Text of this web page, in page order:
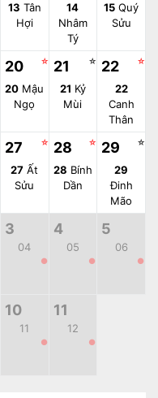
13 Tân
Hợi
14
Nhâm
Tý
15 Quý
Sửu
20 ☆
20 Mậu
Ngọ
21 ☆
21 Kỷ
Mùi
22 ☆
22
Canh
Thân
27 ☆
27 Ất
Sửu
28 ☆
28 Bính
Dần
29 ☆
29
Đinh
Mão
3
04
●
4
05
●
5
06
●
10
11
●
11
12
●